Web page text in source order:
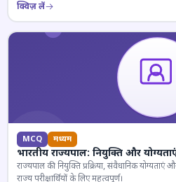
क्विज़ लें
MCQ मध्यम
भारतीय राज्यपाल: नियुक्ति और
राज्यपाल की नियुक्ति प्रक्रिया, संवैधानिक
राज्य परीक्षार्थियों के लिए महत्वपूर्ण।